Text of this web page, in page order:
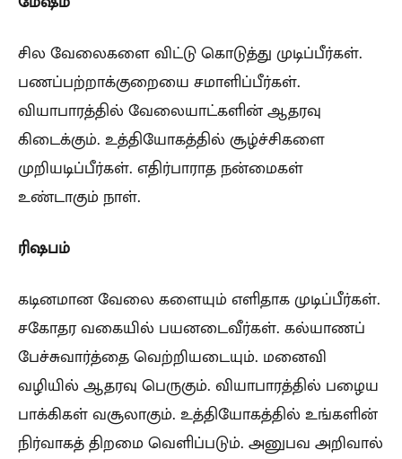
சில வேலைகளை விட்டு கொடுத்து முடிப்பீர்கள்.
பணப்பற்றாக்குறையை சமாளிப்பீர்கள்.
வியாபாரத்தில் வேலையாட்களின் ஆதரவு
கிடைக்கும். உத்தியோகத்தில் சூழ்ச்சிகளை
முறியடிப்பீர்கள். எதிர்பாராத நன்மைகள்
உண்டாகும் நாள்.
ரிஷபம்
கடினமான வேலை களையும் எளிதாக முடிப்பீர்கள்.
சகோதர வகையில் பயனடைவீர்கள். கல்யாணப்
பேச்சுவார்த்தை வெற்றியடையும். மனைவி
வழியில் ஆதரவு பெருகும். வியாபாரத்தில் பழைய
பாக்கிகள் வசூலாகும். உத்தியோகத்தில் உங்களின்
நிர்வாகத் திறமை வெளிப்படும். அனுபவ அறிவால்